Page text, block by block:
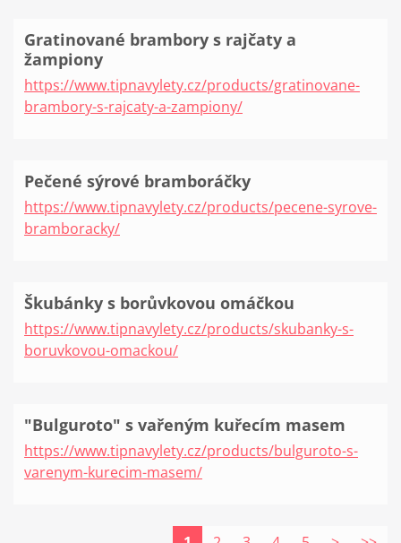
Gratinované brambory s rajčaty a
žampiony
https://www.tipnavylety.cz/products/gratinovane-
brambory-s-rajcaty-a-zampiony/
Pečené sýrové bramboráčky
https://www.tipnavylety.cz/products/pecene-syrove-
bramboracky/
Škubánky s borůvkovou omáčkou
https://www.tipnavylety.cz/products/skubanky-s-
boruvkovou-omackou/
"Bulguroto" s vařeným kuřecím masem
https://www.tipnavylety.cz/products/bulguroto-s-
varenym-kurecim-masem/